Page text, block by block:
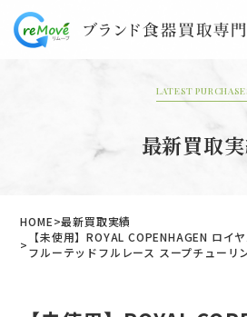
LATEST
最新買取
HOME
最新買取実績
【未使用】ROYAL COPENHAGEN ロイ
フルーテッドフルレース スープチューリ